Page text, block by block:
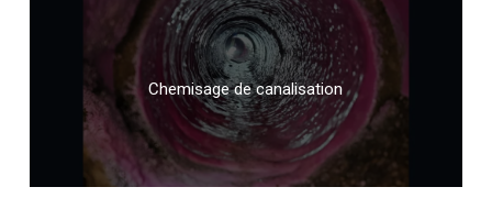
Chemisage de canalisation